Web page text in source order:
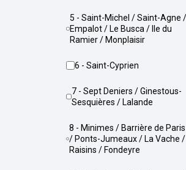
5 - Saint-Michel / Saint-Agne /
Empalot / Le Busca / Ile du
Ramier / Monplaisir
6 - Saint-Cyprien
7 - Sept Deniers / Ginestous-
Sesquières / Lalande
8 - Minimes / Barrière de Paris
/ Ponts-Jumeaux / La Vache /
Raisins / Fondeyre